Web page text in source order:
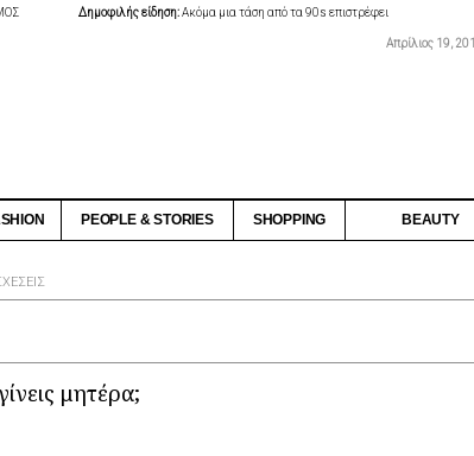
Δημοφιλής είδηση:Ακόμα μια τάση από τα 90s επιστρέφει
Απρίλιος 19,
PEOPLE & STORIES SHOPPING BEAUTY
μητέρα;